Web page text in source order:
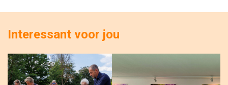
Interessant voor jou